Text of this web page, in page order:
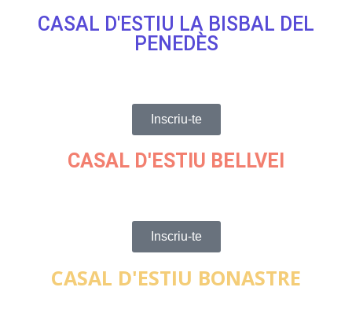
CASAL D'ESTIU LA BISBAL DEL
PENEDÈS
Inscriu-te
CASAL D'ESTIU BELLVEI
Inscriu-te
CASAL D'ESTIU BONASTRE